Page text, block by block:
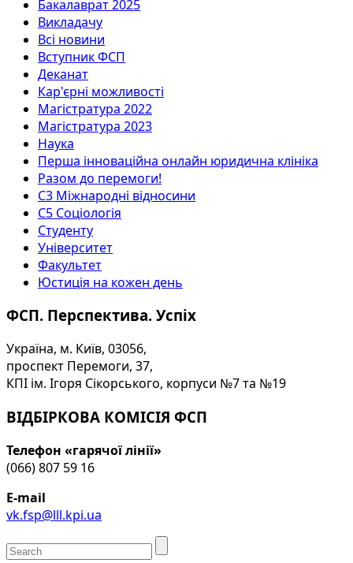
Бакалаврат 2025
Викладачу
Всі новини
Вступник ФСП
Деканат
Кар'єрні можливості
Магістратура 2022
Магістратура 2023
Наука
Перша інноваційна онлайн юридична клініка
Разом до перемоги!
С3 Міжнародні відносини
С5 Соціологія
Студенту
Університет
Факультет
Юстиція на кожен день
ФСП. Перспектива. Успіх
Україна, м. Київ, 03056,
проспект Перемоги, 37,
КПІ ім. Ігоря Сікорського, корпуси №7 та №19
ВІДБІРКОВА КОМІСІЯ ФСП
Телефон «гарячої лінії»
(066) 807 59 16
E-mail
vk.fsp@lll.kpi.ua